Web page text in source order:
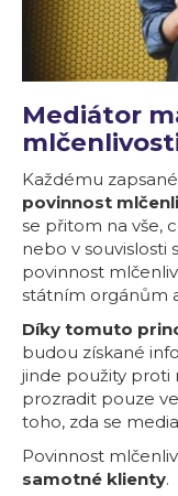
Mediátor
Každému
povinnost
se přitom na vše,
nebo v souvislosti
povinnost
státním orgánům
Díky tomuto
budou získané
jinde použity proti
prozradit pouze
toho, zda se
Povinnost
samotné klienty.